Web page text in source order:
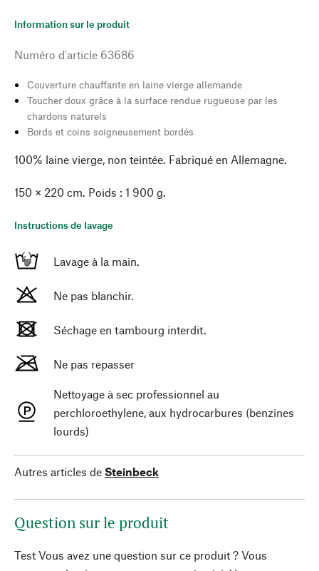
Information sur le produit
Numéro d'article 63686
Couverture chauffante en laine vierge allemande
Toucher doux grâce à la surface rendue rugueuse par les
chardons naturels
Bords et coins soigneusement bordés
100% laine vierge, non teintée. Fabriqué en Allemagne.
150 × 220 cm. Poids : 1 900 g.
Instructions de lavage
Lavage à la main.
Ne pas blanchir.
Séchage en tambourg interdit.
Ne pas repasser
Nettoyage à sec professionnel au
perchloroethylene, aux hydrocarbures (benzines
lourds)
Autres articles de Steinbeck
Question sur le produit
Test Vous avez une question sur ce produit ? Vous